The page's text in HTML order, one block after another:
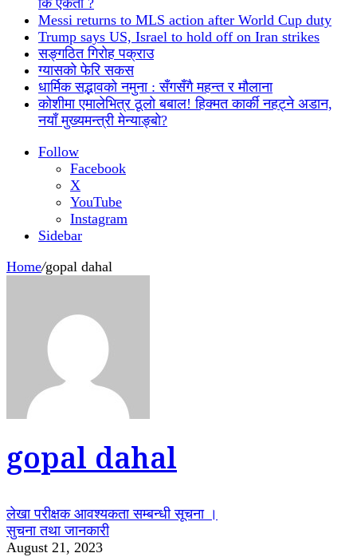
कि एकता ?
Messi returns to MLS action after World Cup duty
Trump says US, Israel to hold off on Iran strikes
सङ्गठित गिरोह पक्राउ
ग्यासको फेरि सकस
धार्मिक सद्भावको नमुना : सँगसँगै महन्त र मौलाना
कोशीमा एमालेभित्र ठूलो बबाल! हिक्मत कार्की नहट्ने अडान,
नयाँ मुख्यमन्त्री मेन्याङ्बो?
Follow
Facebook
X
YouTube
Instagram
Sidebar
Home/gopal dahal
gopal dahal
लेखा परीक्षक आवश्यकता सम्बन्धी सूचना ।
सुचना तथा जानकारी
August 21, 2023